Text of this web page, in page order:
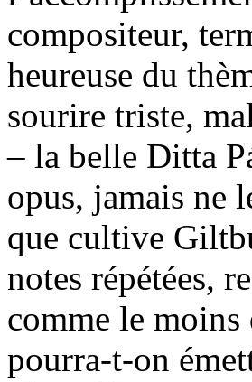
compositeur,
heureuse du
sourire triste,
– la belle Ditta
opus, jamais ne
que cultive
notes répétées,
comme le
pourra-t-on